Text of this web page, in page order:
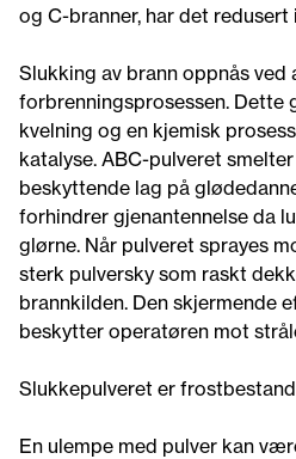
og C-branner, har det redusert
Slukking av brann oppnås
forbrenningsprosessen. Dette
kvelning og en kjemisk
katalyse. ABC-pulveret
beskyttende lag på
forhindrer gjenantennelse da
glørne. Når pulveret sprayes
sterk pulversky som raskt
brannkilden. Den skjermende
beskytter operatøren mot
Slukkepulveret er
En ulempe med pulver kan